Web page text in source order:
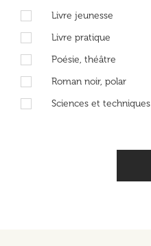
Livre jeunesse
Livre pratique
Poésie, théâtre
Roman noir, polar
Sciences et techniques